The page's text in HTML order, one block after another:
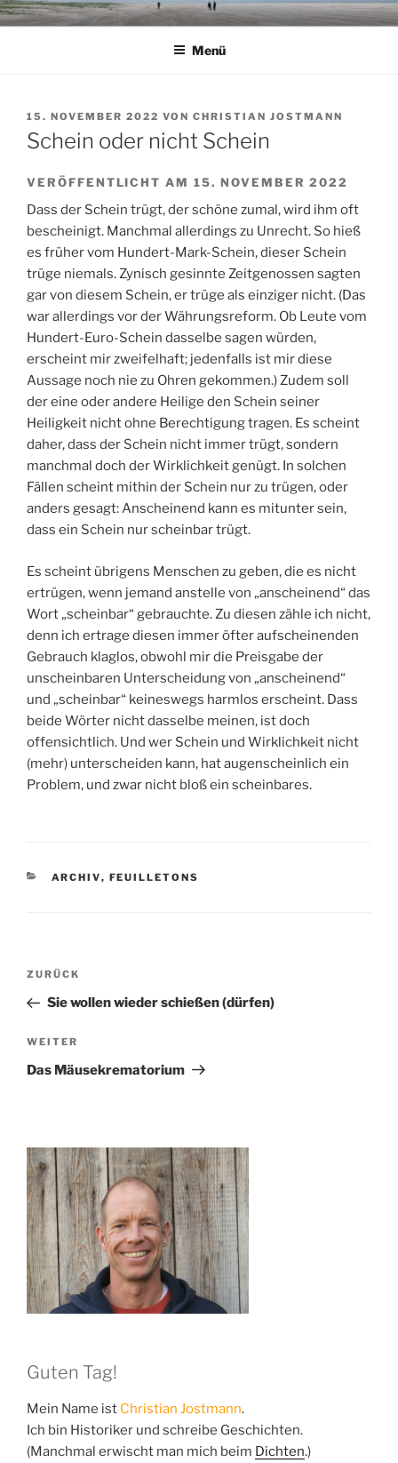
Zum
Inhalt
Menü
VERÖFFENTLICHT
AM
15. NOVEMBER 2022 VON CHRISTIAN JOSTMANN
Schein oder nicht Schein
VERÖFFENTLICHT AM 15. NOVEMBER 2022
Dass der Schein trügt, der schöne zumal, wird ihm oft
bescheinigt. Manchmal allerdings zu Unrecht. So hieß
es früher vom Hundert-Mark-Schein, dieser Schein
trüge niemals. Zynisch gesinnte Zeitgenossen sagten
gar von diesem Schein, er trüge als einziger nicht. (Das
war allerdings vor der Währungsreform. Ob Leute vom
Hundert-Euro-Schein dasselbe sagen würden,
erscheint mir zweifelhaft; jedenfalls ist mir diese
Aussage noch nie zu Ohren gekommen.) Zudem soll
der eine oder andere Heilige den Schein seiner
Heiligkeit nicht ohne Berechtigung tragen. Es scheint
daher, dass der Schein nicht immer trügt, sondern
manchmal doch der Wirklichkeit genügt. In solchen
Fällen scheint mithin der Schein nur zu trügen, oder
anders gesagt: Anscheinend kann es mitunter sein,
dass ein Schein nur scheinbar trügt.
Es scheint übrigens Menschen zu geben, die es nicht
ertrügen, wenn jemand anstelle von „anscheinend“ das
Wort „scheinbar“ gebrauchte. Zu diesen zähle ich nicht,
denn ich ertrage diesen immer öfter aufscheinenden
Gebrauch klaglos, obwohl mir die Preisgabe der
unscheinbaren Unterscheidung von „anscheinend“
und „scheinbar“ keineswegs harmlos erscheint. Dass
beide Wörter nicht dasselbe meinen, ist doch
offensichtlich. Und wer Schein und Wirklichkeit nicht
(mehr) unterscheiden kann, hat augenscheinlich ein
Problem, und zwar nicht bloß ein scheinbares.
KATEGORIEN
ARCHIV, FEUILLETONS
Beitragsnavigation
Vorheriger
Beitrag
ZURÜCK
Sie wollen wieder schießen (dürfen)
Nächster
Beitrag
WEITER
Das Mäusekrematorium
Guten Tag!
Mein Name ist Christian Jostmann.
Ich bin Historiker und schreibe Geschichten.
(Manchmal erwischt man mich beim Dichten.)